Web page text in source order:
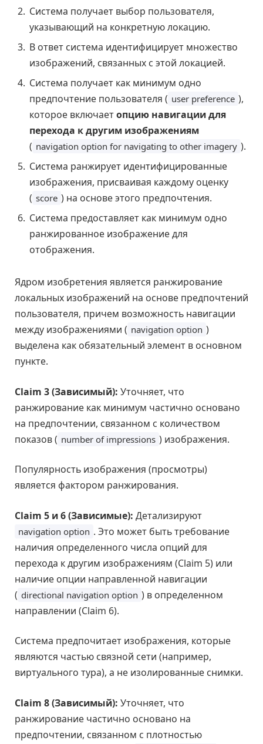
Система получает выбор пользователя,
указывающий на конкретную локацию.
В ответ система идентифицирует множество
изображений, связанных с этой локацией.
Система получает как минимум одно
предпочтение пользователя ( user preference ),
которое включаетопцию навигации для
перехода к другим изображениям
( navigation option for navigating to other imagery ).
Система ранжирует идентифицированные
изображения, присваивая каждому оценку
( score ) на основе этого предпочтения.
Система предоставляет как минимум одно
ранжированное изображение для
отображения.
Ядром изобретения является ранжирование
локальных изображений на основе предпочтений
пользователя, причем возможность навигации
между изображениями ( navigation option )
выделена как обязательный элемент в основном
пункте.
Claim 3 (Зависимый): Уточняет, что
ранжирование как минимум частично основано
на предпочтении, связанном с количеством
показов ( number of impressions ) изображения.
Популярность изображения (просмотры)
является фактором ранжирования.
Claim 5 и 6 (Зависимые): Детализируют
navigation option . Это может быть требование
наличия определенного числа опций для
перехода к другим изображениям (Claim 5) или
наличие опции направленной навигации
( directional navigation option ) в определенном
направлении (Claim 6).
Система предпочитает изображения, которые
являются частью связной сети (например,
виртуального тура), а не изолированные снимки.
Claim 8 (Зависимый): Уточняет, что
ранжирование частично основано на
предпочтении, связанном с плотностью